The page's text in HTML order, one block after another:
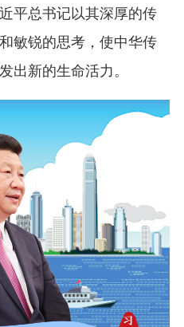
总书记以其深厚的传
敏锐的思考，使中华传
新的生命活力。